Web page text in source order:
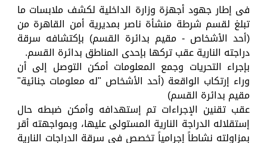
فى إطار جهود أجهزة وزارة الداخلية لكشف ملابسات ما
تبلغ لقسم شرطة منشأة ناصر بمديرية أمن القاهرة من
(أحد الأشخاص - مقيم بدائرة القسم) بإكتشافه سرقة
دراجته النارية عقب تركها بإحدى المناطق بدائرة القسم.
بإجراء التحريات وجمع المعلومات أمكن التوصل إلى أن
وراء إرتكاب الواقعة (أحد الأشخاص "له معلومات جنائية"
مقيم بدائرة القسم)
عقب تقنين الإجراءات تم إستهدافه وأمكن ضبطه حال
إستقلاله الدراجة النارية المستولى عليها، وبمواجهته أقر
بمزاولته نشاطاً إجرامياً تخصص فى سرقة الدراجات النارية